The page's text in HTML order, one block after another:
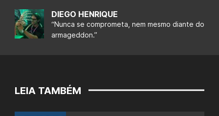
DIEGO HENRIQUE
“Nunca se comprometa, nem mesmo diante do
armageddon.”
LEIA TAMBÉM